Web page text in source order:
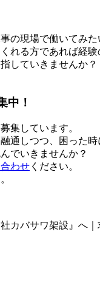
の現場で働いてみた
れる方であれば経
していきませんか？
中！
集しています。
通しつつ、困った
でいきませんか？
わせ ください。
カバサワ架設』へ｜